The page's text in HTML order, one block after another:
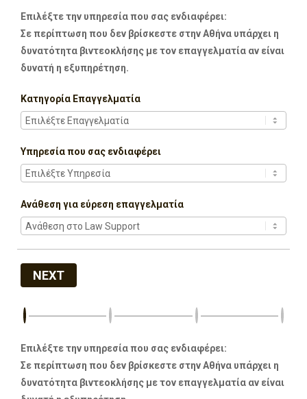
Επιλέξτε την υπηρεσία που σας ενδιαφέρει:
Σε περίπτωση που δεν βρίσκεστε στην Αθήνα υπάρχει η
δυνατότητα βιντεοκλήσης με τον επαγγελματία αν είναι
δυνατή η εξυπηρέτηση.
Κατηγορία Επαγγελματία
Υπηρεσία που σας ενδιαφέρει
Ανάθεση για εύρεση επαγγελματία
NEXT
Επιλέξτε την υπηρεσία που σας ενδιαφέρει:
Σε περίπτωση που δεν βρίσκεστε στην Αθήνα υπάρχει η
δυνατότητα βιντεοκλήσης με τον επαγγελματία αν είναι